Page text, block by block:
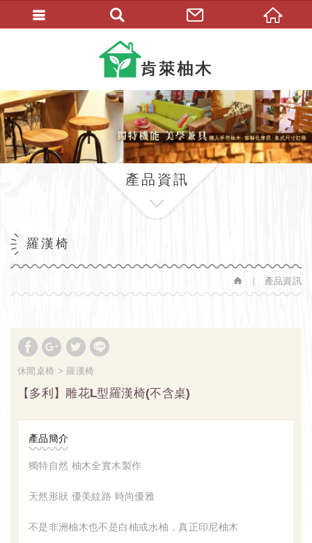
產品資訊
羅漢椅
產品資訊
休閒桌椅 羅漢椅
【多利】雕花L型羅漢椅(不含桌)
產品簡介
獨特自然 柚木全實木製作
天然形狀 優美紋路 時尚優雅
不是非洲柚木也不是白柚或水柚，真正印尼柚木